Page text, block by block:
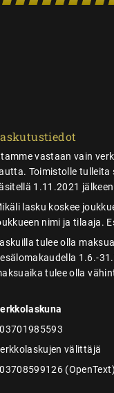
vastaan vain
Toimistolle
1.11.2021
lasku koskee
nimi ja tilaaja.
tulee olla
1.6.-
tulee olla
välittäjä
(OpenText)